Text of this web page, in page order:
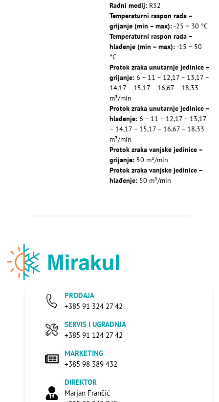
Radni medij: R32
Temperaturni raspon rada –
grijanje (min – max):-25 ~ 30 °C
Temperaturni raspon rada –
hlađenje (min – max):-15 ~ 50
°C
Protok zraka unutarnje jedinice –
grijanje: 6 – 11 – 12,17 – 13,17 –
14,17 – 15,17 – 16,67 – 18,33
m³/min
Protok zraka unutarnje jedinice –
hlađenje: 6 – 11 – 12,17 – 13,17
– 14,17 – 15,17 – 16,67 – 18,33
m³/min
Protok zraka vanjske jedinice –
grijanje: 50 m³/min
Protok zraka vanjske jedinice –
hlađenje: 50 m³/min
PRODAJA
+385 91 324 27 42
SERVIS I UGRADNJA
+385 91 124 27 42
MARKETING
+385 98 389 432
DIREKTOR
Marjan Frančić